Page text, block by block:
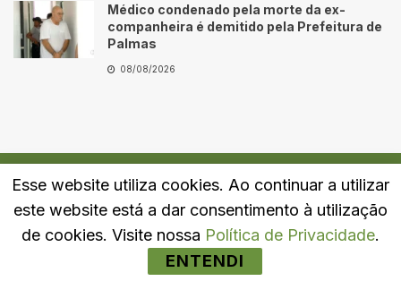
Médico condenado pela morte da ex-
companheira é demitido pela Prefeitura de
Palmas
08/08/2026
Quem Somos Fale Conosco Política de Privacidade
Esse website utiliza cookies. Ao continuar a utilizar
este website está a dar consentimento à utilização
de cookies. Visite nossa Política de Privacidade.
ENTENDI